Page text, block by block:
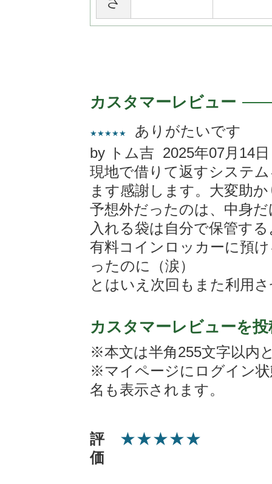
カスタマーレビュー
★★★★★
ありがたいです
by トム吉 2025年07月14日
現地で借りて返すシステ
ます感謝します。大変助
予想外だったのは、中身
入れる袋は自分で保管す
有料コインロッカーに預
ったのに（涙）
とはいえ次回もまた利用
カスタマーレビューを
※本文は半角255文字以内
※マイページにログイン
名も表示されます。
評
価
★★★★★